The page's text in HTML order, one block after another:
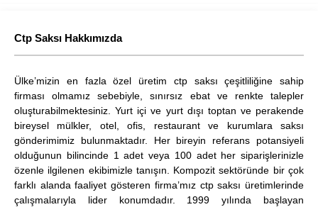
Ctp Saksı Hakkımızda
Ülke’mizin en fazla özel üretim ctp saksı çeşitliliğine sahip
firması olmamız sebebiyle, sınırsız ebat ve renkte talepler
oluşturabilmektesiniz. Yurt içi ve yurt dışı toptan ve perakende
bireysel mülkler, otel, ofis, restaurant ve kurumlara saksı
gönderimimiz bulunmaktadır. Her bireyin referans potansiyeli
olduğunun bilincinde 1 adet veya 100 adet her siparişlerinizle
özenle ilgilenen ekibimizle tanışın. Kompozit sektöründe bir çok
farklı alanda faaliyet gösteren firma’mız ctp saksı üretimlerinde
çalışmalarıyla lider konumdadır. 1999 yılında başlayan